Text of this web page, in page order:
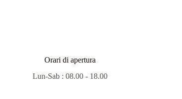
Orari di apertura
Lun-Sab : 08.00 - 18.00